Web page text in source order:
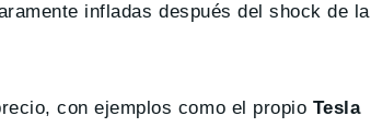
infladas después del shock de la
con ejemplos como el propio Tesla